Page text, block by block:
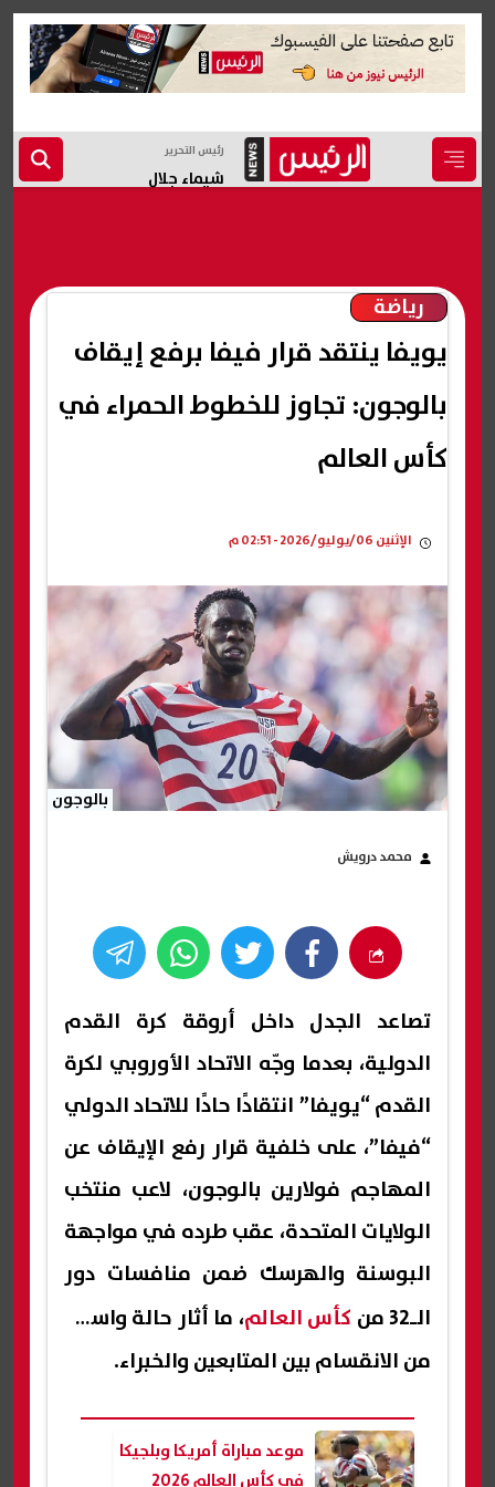
رئيس التحرير
شيماء جلال
رياضة
يويفا ينتقد قرار فيفا برفع إيقاف
بالوجون: تجاوز للخطوط الحمراء في
كأس العالم
الإثنين 06/يوليو/2026 - 02:51 م
بالوجون
محمد درويش
تصاعد الجدل داخل أروقة كرة القدم
الدولية، بعدما وجّه الاتحاد الأوروبي لكرة
القدم “يويفا” انتقادًا حادًا للاتحاد الدولي
“فيفا”، على خلفية قرار رفع الإيقاف عن
المهاجم فولارين بالوجون، لاعب منتخب
الولايات المتحدة، عقب طرده في مواجهة
البوسنة والهرسك ضمن منافسات دور
الـ32 من
كأس العالم، ما أثار حالة واسعة
من الانقسام بين المتابعين والخبراء.
موعد مباراة أمريكا وبلجيكا
في كأس العالم 2026